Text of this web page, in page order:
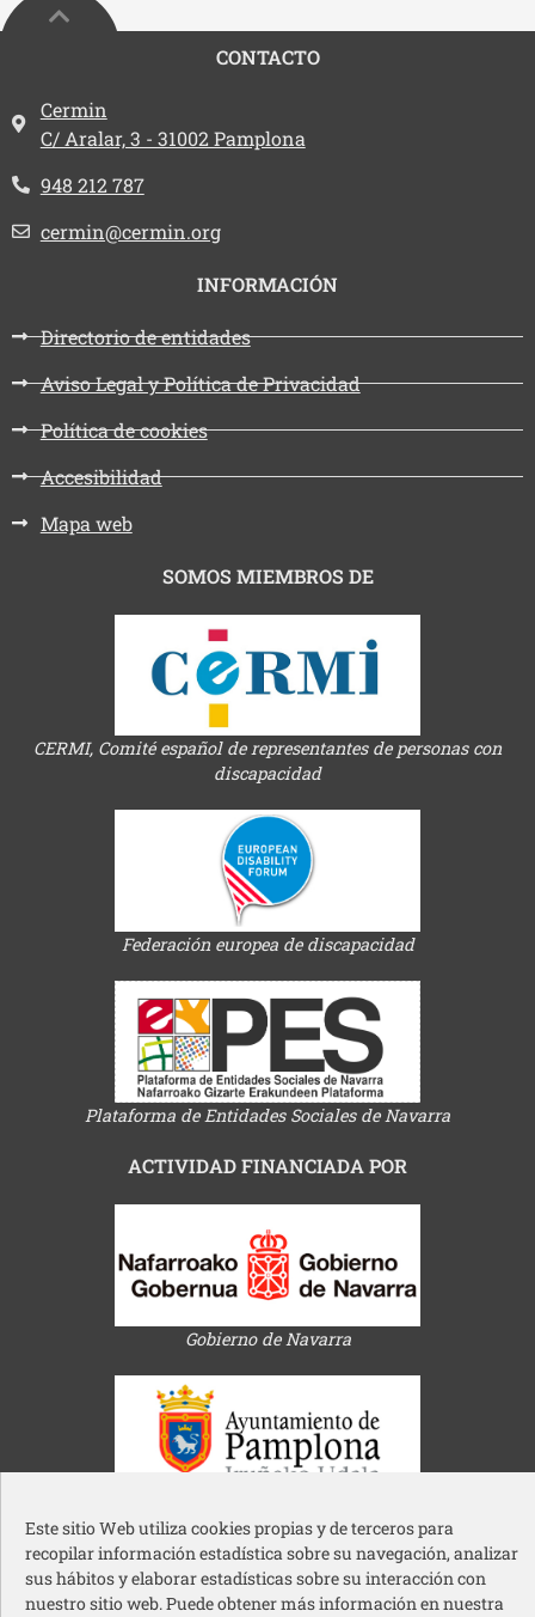
Este sitio Web utiliza cookies propias y de terceros para
recopilar información estadística sobre su navegación, analizar
sus hábitos y elaborar estadísticas sobre su interacción con
nuestro sitio web. Puede obtener más información en nuestra
CONTACTO
Dirección:
Cermin
C/ Aralar, 3 - 31002 Pamplona
Teléfono:
948 212 787
Email:
cermin@cermin.org
INFORMACIÓN
Directorio de entidades
Aviso Legal y Política de Privacidad
Política de cookies
Accesibilidad
Mapa web
SOMOS MIEMBROS DE
CERMI, Comité español de representantes de personas con
discapacidad
Federación europea de discapacidad
Plataforma de Entidades Sociales de Navarra
ACTIVIDAD FINANCIADA POR
Gobierno de Navarra